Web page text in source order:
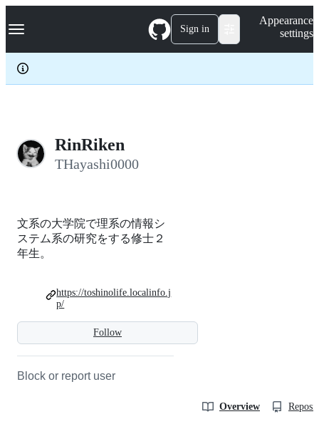
k
p
c
Navigation Menu Sign in
Appearance
settings
RinRiken
THayashi0000
Follow
文系の大学院で理系の情報シ
ステム系の研究をする修士２
年生。
https://toshinolife.localinfo.j
p/
Block or report user
Overview